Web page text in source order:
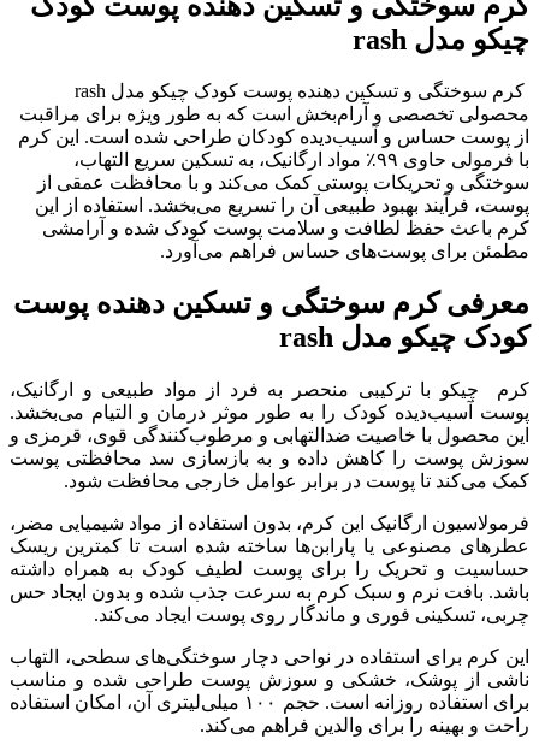
چیکو مدل rash
محصولی تخصصی و آرام‌بخش است که به طور ویژه برای مراقبت
از پوست حساس و آسیب‌دیده کودکان طراحی شده است. این کرم
با فرمولی حاوی ۹۹٪ مواد ارگانیک، به تسکین سریع التهاب،
سوختگی و تحریکات پوستی کمک می‌کند و با محافظت عمقی از
پوست، فرآیند بهبود طبیعی آن را تسریع می‌بخشد. استفاده از این
کرم باعث حفظ لطافت و سلامت پوست کودک شده و آرامشی
مطمئن برای پوست‌های حساس فراهم می‌آورد.
معرفی کرم سوختگی و تسکین دهنده پوست
کودک چیکو مدل rash
کرم چیکو با ترکیبی منحصر به فرد از مواد طبیعی و ارگانیک،
پوست آسیب‌دیده کودک را به طور موثر درمان و التیام می‌بخشد.
این محصول با خاصیت ضدالتهابی و مرطوب‌کنندگی قوی، قرمزی و
سوزش پوست را کاهش داده و به بازسازی سد محافظتی پوست
کمک می‌کند تا پوست در برابر عوامل خارجی محافظت شود.
فرمولاسیون ارگانیک این کرم، بدون استفاده از مواد شیمیایی مضر،
عطرهای مصنوعی یا پارابن‌ها ساخته شده است تا کمترین ریسک
حساسیت و تحریک را برای پوست لطیف کودک به همراه داشته
باشد. بافت نرم و سبک کرم به سرعت جذب شده و بدون ایجاد حس
چربی، تسکینی فوری و ماندگار روی پوست ایجاد می‌کند.
این کرم برای استفاده در نواحی دچار سوختگی‌های سطحی، التهاب
ناشی از پوشک، خشکی و سوزش پوست طراحی شده و مناسب
برای استفاده روزانه است. حجم ۱۰۰ میلی‌لیتری آن، امکان استفاده
راحت و بهینه را برای والدین فراهم می‌کند.